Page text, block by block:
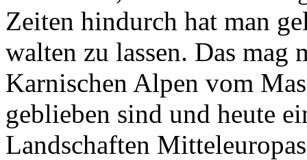
Zeiten hindurch hat man
walten zu lassen. Das
Karnischen Alpen vom
geblieben sind und heute
Landschaften